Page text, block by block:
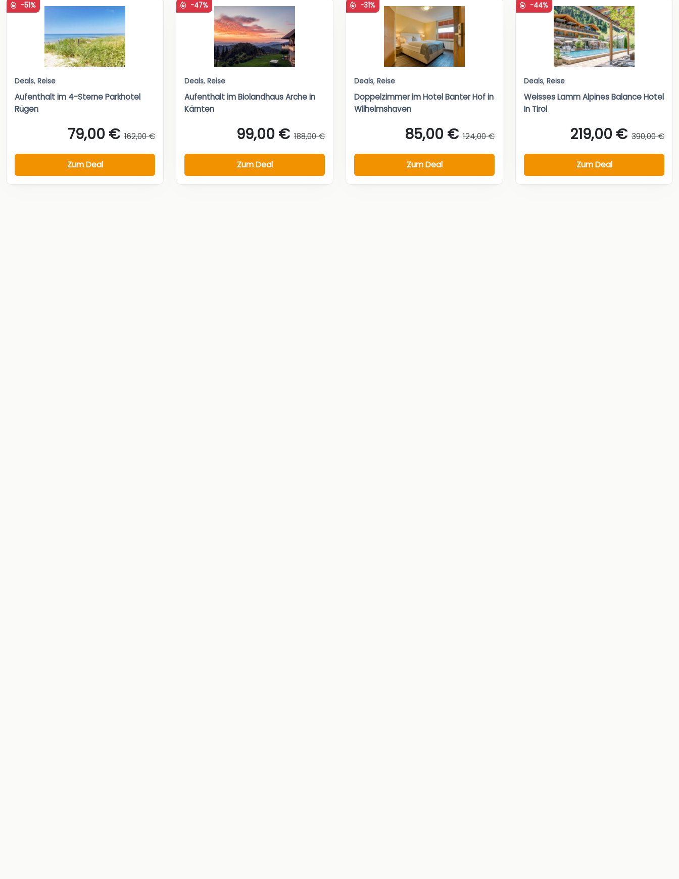
-51%
Deals, Reise
Aufenthalt im 4-Sterne Parkhotel
Rügen
79,00 € 162,00 €
Zum Deal
-47%
Deals, Reise
Aufenthalt im Biolandhaus Arche in
Kärnten
99,00 € 188,00 €
Zum Deal
-31%
Deals, Reise
Doppelzimmer im Hotel Banter Hof in
Wilhelmshaven
85,00 € 124,00 €
Zum Deal
-44%
Deals, Reise
Weisses Lamm Alpines Balance Hotel
In Tirol
219,00 € 390,00 €
Zum Deal